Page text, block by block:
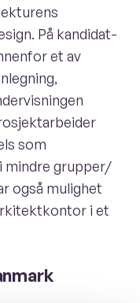
På kandidat-
et av
som
mindre grupper/
også mulighet
i et